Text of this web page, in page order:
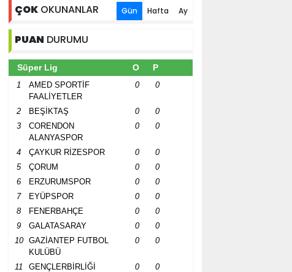
ÇOK OKUNANLAR Gün Hafta Ay
PUAN DURUMU
Süper Lig O P
1
AMED SPORTİF
FAALİYETLER
0 0
2 BEŞİKTAŞ 0
0
3
CORENDON
ALANYASPOR
0 0
4 ÇAYKUR RİZESPOR 0
0
5
ÇORUM 0
0
6
ERZURUMSPOR 0
0
7
EYÜPSPOR 0
0
8
FENERBAHÇE 0
0
9
GALATASARAY 0
0
10
GAZİANTEP FUTBOL
KULÜBÜ
0 0
11 GENÇLERBİRLİĞİ 0
0